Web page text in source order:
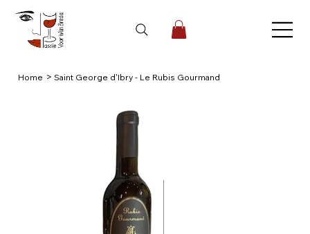
Home > Saint George d'Ibry - Le Rubis Gourmand